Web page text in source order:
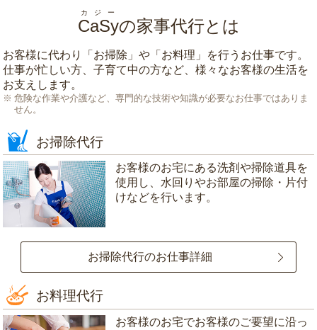
CaSy
カジー
の家事代行とは
お客様に代わり「 お掃除 」や「 お料理 」を行うお仕事です。
仕事が忙しい方、子育て中の方など、様々なお客様の生活を
お支えします。
危険な作業や介護など、専門的な技術や知識が必要なお仕事ではありま
せん。
お掃除代行
お客様のお宅にある洗剤や掃除道具を
使用し、水回りやお部屋の掃除・片付
けなどを行います。
お掃除代行のお仕事詳細
お料理代行
お客様のお宅でお客様のご要望に沿っ